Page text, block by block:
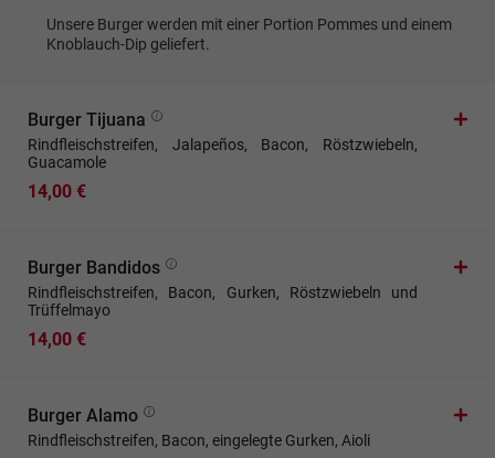
Unsere Burger werden mit einer Portion Pommes und einem
Knoblauch-Dip geliefert.
Burger Tijuana
Rindfleischstreifen, Jalapeños, Bacon, Röstzwiebeln,
Guacamole
14,00 €
Burger Bandidos
Rindfleischstreifen, Bacon, Gurken, Röstzwiebeln und
Trüffelmayo
14,00 €
Burger Alamo
Rindfleischstreifen, Bacon, eingelegte Gurken, Aioli